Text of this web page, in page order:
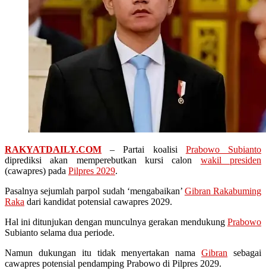
RAKYATDAILY.COM – Partai koalisi Prabowo Subianto
diprediksi akan memperebutkan kursi calon wakil presiden
(cawapres) pada Pilpres 2029.
Pasalnya sejumlah parpol sudah ‘mengabaikan’ Gibran Rakabuming
Raka dari kandidat potensial cawapres 2029.
Hal ini ditunjukan dengan munculnya gerakan mendukung Prabowo
Subianto selama dua periode.
Namun dukungan itu tidak menyertakan namaGibran sebagai
cawapres potensial pendamping Prabowo di Pilpres 2029.